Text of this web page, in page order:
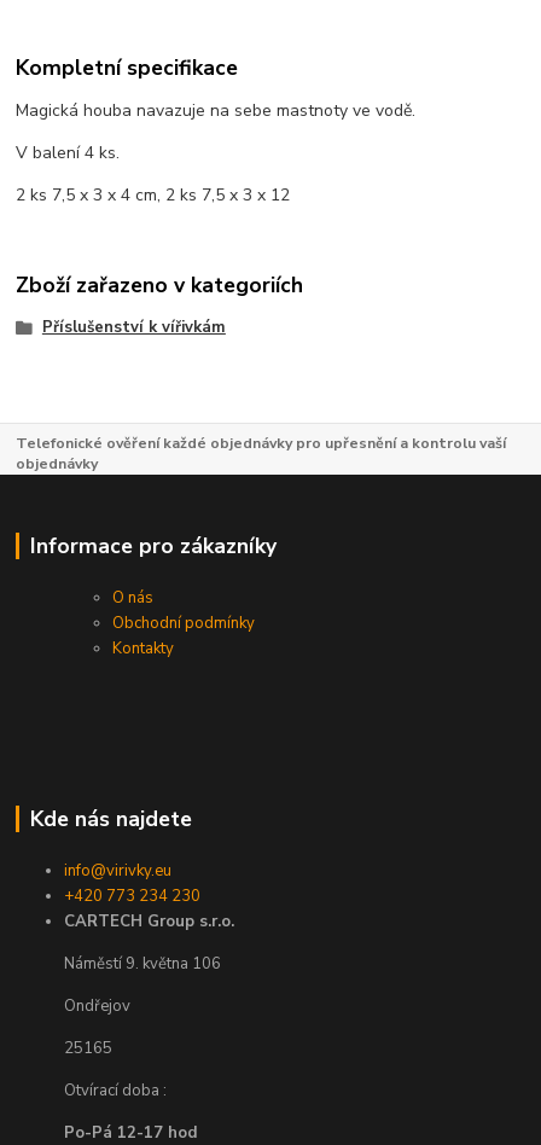
Kompletní specifikace
Magická houba navazuje na sebe mastnoty ve vodě.
V balení 4 ks.
2 ks 7,5 x 3 x 4 cm, 2 ks 7,5 x 3 x 12
Zboží zařazeno v kategoriích
Příslušenství k vířivkám
Telefonické ověření každé objednávky pro upřesnění a kontrolu vaší
objednávky
Informace pro zákazníky
O nás
Obchodní podmínky
Kontakty
Kde nás najdete
info@virivky.eu
+420 773 234 230
CARTECH Group s.r.o.
Náměstí 9. května 106
Ondřejov
25165
Otvírací doba :
Po-Pá 12-17 hod